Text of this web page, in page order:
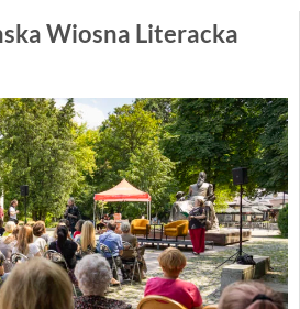
Wiosna Literacka